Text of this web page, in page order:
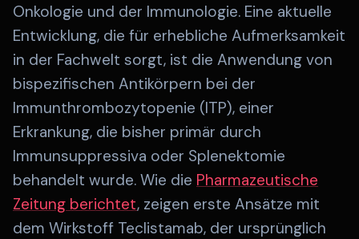
Onkologie und der Immunologie. Eine aktuelle
Entwicklung, die für erhebliche Aufmerksamkeit
in der Fachwelt sorgt, ist die Anwendung von
bispezifischen Antikörpern bei der
Immunthrombozytopenie (ITP), einer
Erkrankung, die bisher primär durch
Immunsuppressiva oder Splenektomie
behandelt wurde. Wie die Pharmazeutische
Zeitung berichtet, zeigen erste Ansätze mit
dem Wirkstoff Teclistamab, der ursprünglich